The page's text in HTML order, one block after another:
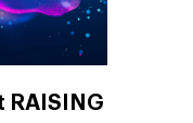
RAISING